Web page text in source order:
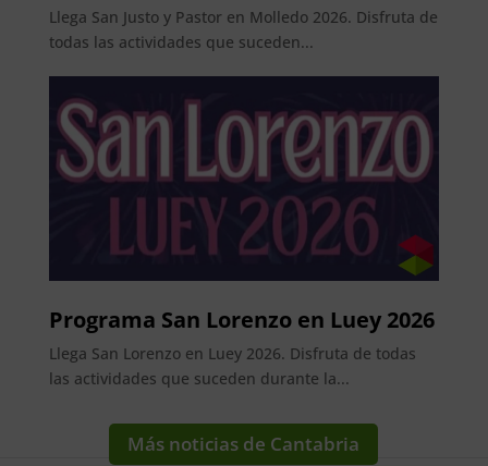
Llega San Justo y Pastor en Molledo 2026. Disfruta de
todas las actividades que suceden...
Programa San Lorenzo en Luey 2026
Llega San Lorenzo en Luey 2026. Disfruta de todas
las actividades que suceden durante la...
Más noticias de Cantabria